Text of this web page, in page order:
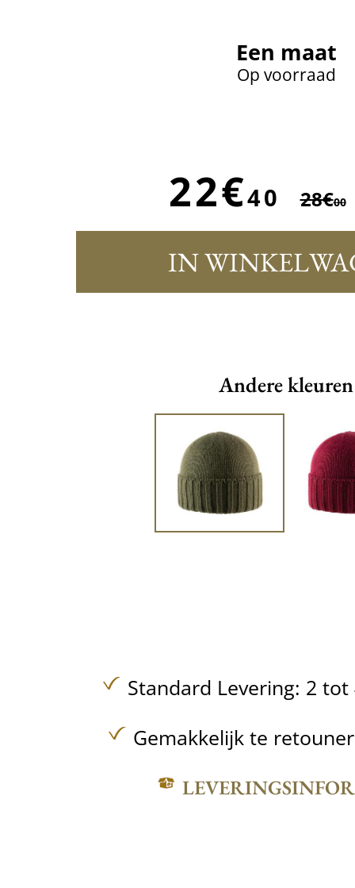
Een maat
Op voorraad
22€40 28€00
IN
Andere kleuren
Standard Levering: 2
Gemakkelijk te